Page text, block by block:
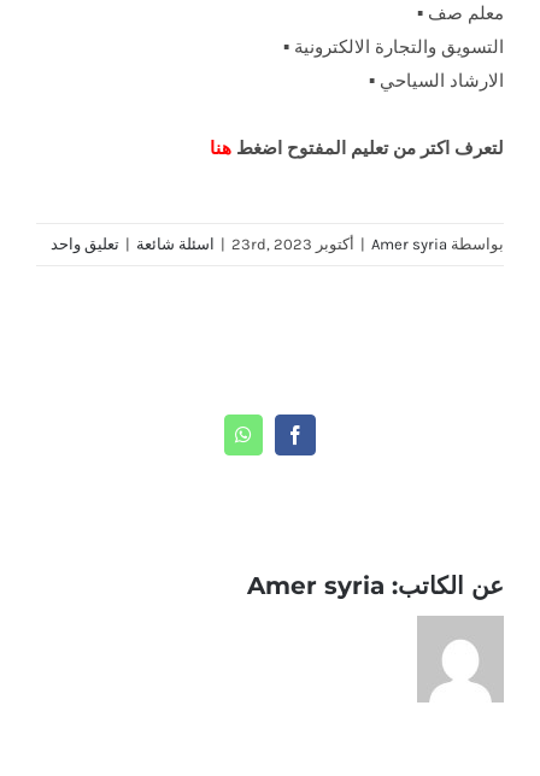
معلم صف ▪️
التسويق والتجارة الالكترونية ▪️
الارشاد السياحي ▪️
لتعرف اكتر من تعليم المفتوح اضغط هنا
بواسطة Amer syria
| أكتوبر 23rd, 2023 | اسئلة شائعة | تعليق واحد
Facebook
WhatsApp
عن الكاتب: Amer syria